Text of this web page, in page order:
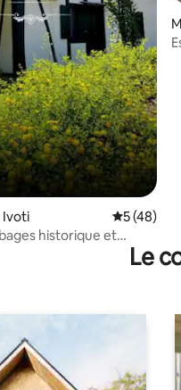
Ivoti Évaluation
5 (48)
historique et
Le